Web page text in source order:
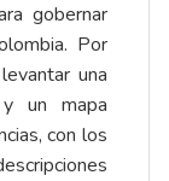
gobernar
Por
una
un mapa
con los